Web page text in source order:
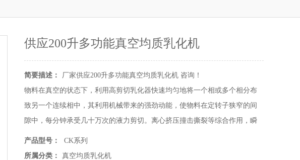
供应200升多功能真空均质乳化机
简要描述：
厂家供应200升多功能真空均质乳化机 咨询！
物料在真空的状态下，利用高剪切乳化器快速均匀地将一个相或多个相分布
致另一个连续相中，其利用机械带来的强劲动能，使物料在定转子狭窄的间
隙中，每分钟承受几十万次的液力剪切。离心挤压撞击撕裂等综合作用，瞬
间均匀地分散乳化，经过高频的循环往复，Z终得到高品质的产品。
产品型号：
CK系列
所属分类：
真空均质乳化机